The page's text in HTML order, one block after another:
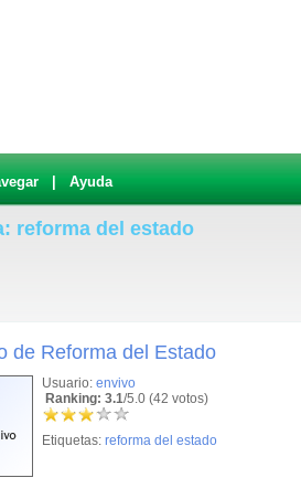
Ayuda
reforma del estado
de Reforma del Estado
Usuario: envivo
Ranking: 3.1/5.0 (42 votos)
Etiquetas: reforma del estado